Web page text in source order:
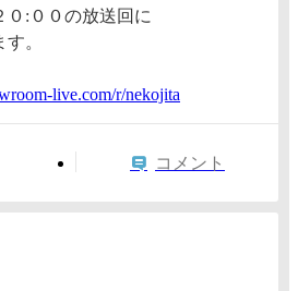
:００の放送回に
。
live.com/r/nekojita
コメント